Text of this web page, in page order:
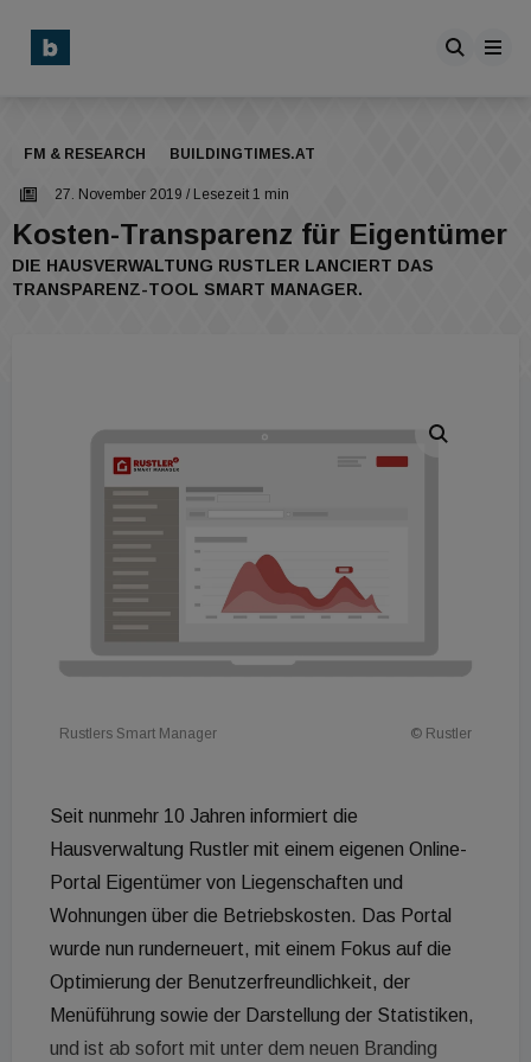
FM & RESEARCH BUILDINGTIMES.AT
27. November 2019 / Lesezeit 1 min
Kosten-Transparenz für Eigentümer
DIE HAUSVERWALTUNG RUSTLER LANCIERT DAS
TRANSPARENZ-TOOL SMART MANAGER.
Rustlers Smart Manager © Rustler
Seit nunmehr 10 Jahren informiert die
Hausverwaltung Rustler mit einem eigenen Online-
Portal Eigentümer von Liegenschaften und
Wohnungen über die Betriebskosten. Das Portal
wurde nun runderneuert, mit einem Fokus auf die
Optimierung der Benutzerfreundlichkeit, der
Menüführung sowie der Darstellung der Statistiken,
und ist ab sofort mit unter dem neuen Branding